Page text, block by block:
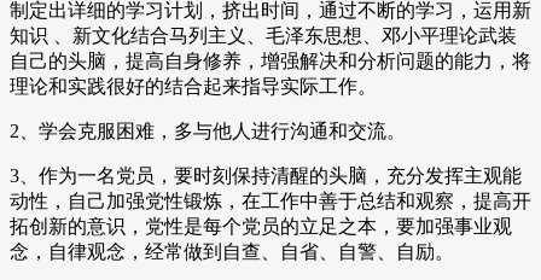
制定出详细的学习计划，挤出时间，通过不断的学习，运用新
知识 、新文化结合马列主义、毛泽东思想、邓小平理论武装
自己的头脑，提高自身修养，增强解决和分析问题的能力，将
理论和实践很好的结合起来指导实际工作。
2、学会克服困难，多与他人进行沟通和交流。
3、作为一名党员，要时刻保持清醒的头脑，充分发挥主观能
动性，自己加强党性锻炼，在工作中善于总结和观察，提高开
拓创新的意识，党性是每个党员的立足之本，要加强事业观
念，自律观念，经常做到自查、自省、自警、自励。